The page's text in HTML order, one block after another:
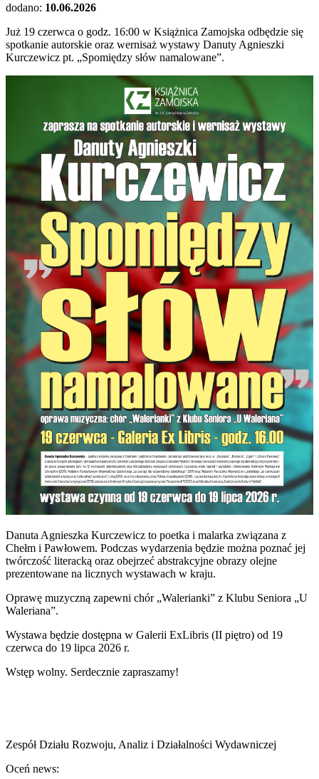
dodano: 10.06.2026
Już 19 czerwca o godz. 16:00 w Książnica Zamojska odbędzie się
spotkanie autorskie oraz wernisaż wystawy Danuty Agnieszki
Kurczewicz pt. „Spomiędzy słów namalowane”.
Danuta Agnieszka Kurczewicz to poetka i malarka związana z
Chełm i Pawłowem. Podczas wydarzenia będzie można poznać jej
twórczość literacką oraz obejrzeć abstrakcyjne obrazy olejne
prezentowane na licznych wystawach w kraju.
Oprawę muzyczną zapewni chór „Walerianki” z Klubu Seniora „U
Waleriana”.
Wystawa będzie dostępna w Galerii ExLibris (II piętro) od 19
czerwca do 19 lipca 2026 r.
Wstęp wolny. Serdecznie zapraszamy!
Zespół Działu Rozwoju, Analiz i Działalności Wydawniczej
Oceń news: